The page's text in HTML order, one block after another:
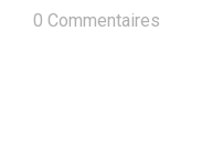
0 Commentaires